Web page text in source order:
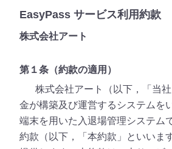
EasyPass サービス利用約款
株式会社アート
第１条（約款の適用）
株式会社アート（以下，「当
金が構築及び運営するシステムを
端末を用いた入退場管理システム
約款（以下，「本約款」といいま